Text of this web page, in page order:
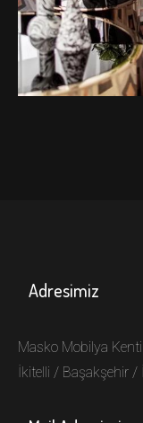
Adresimiz
Masko Mobilya
İkitelli / Başakşehir /